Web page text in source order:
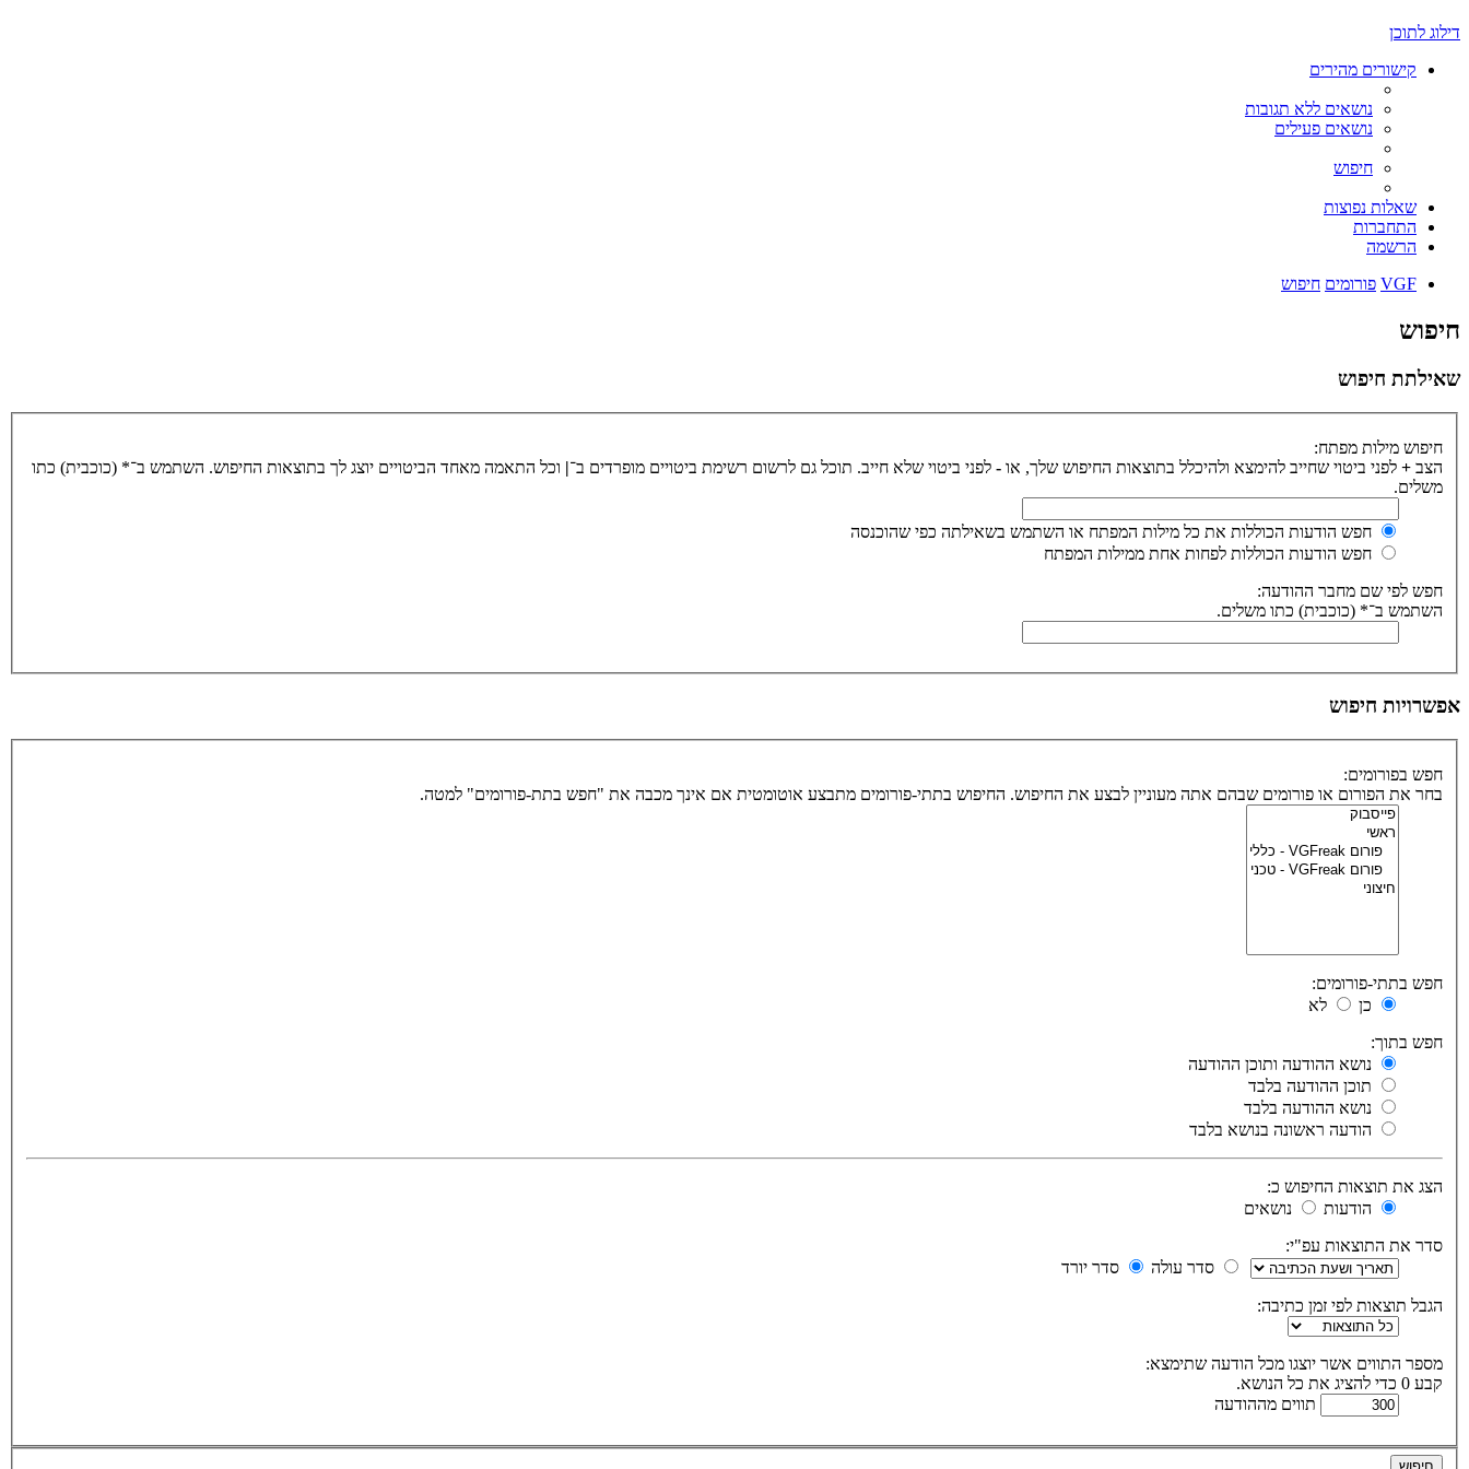
דילוג לתוכן
קישורים מהירים
נושאים ללא תגובות
נושאים פעילים
חיפוש
שאלות נפוצות
התחברות
הרשמה
VGF פורומים חיפוש
חיפוש
שאילתת חיפוש
חיפוש מילות מפתח:
הצב + לפני ביטוי שחייב להימצא ולהיכלל בתוצאות החיפוש שלך, או - לפני ביטוי שלא חייב. תוכל גם לרשום רשימת ביטויים מופרדים ב־| וכל התאמה מאחד הביטויים יוצג לך בתוצאות החיפוש. השתמש ב־* (כוכבית) כתו
משלים.
חפש הודעות הכוללות את כל מילות המפתח או השתמש בשאילתה כפי שהוכנסה
חפש הודעות הכוללות לפחות אחת ממילות המפתח
חפש לפי שם מחבר ההודעה:
השתמש ב־* (כוכבית) כתו משלים.
אפשרויות חיפוש
חפש בפורומים:
בחר את הפורום או פורומים שבהם אתה מעוניין לבצע את החיפוש. החיפוש בתתי-פורומים מתבצע אוטומטית אם אינך מכבה את "חפש בתת-פורומים" למטה.
חפש בתתי-פורומים:
כן
לא
חפש בתוך:
נושא ההודעה ותוכן ההודעה
תוכן ההודעה בלבד
נושא ההודעה בלבד
הודעה ראשונה בנושא בלבד
הצג את תוצאות החיפוש כ:
הודעות
נושאים
סדר את התוצאות עפ"י:
סדר עולה
סדר יורד
הגבל תוצאות לפי זמן כתיבה:
מספר התווים אשר יוצגו מכל הודעה שתימצא:
קבע 0 כדי להציג את כל הנושא.
תווים מההודעה